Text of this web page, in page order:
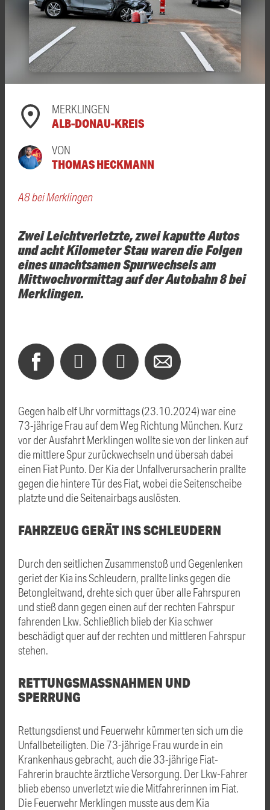
MERKLINGEN
ALB-DONAU-KREIS
VON
THOMAS HECKMANN
A8 bei Merklingen
Zwei Leichtverletzte, zwei kaputte Autos
und acht Kilometer Stau waren die Folgen
eines unachtsamen Spurwechsels am
Mittwochvormittag auf der Autobahn 8 bei
Merklingen.
Gegen halb elf Uhr vormittags (23.10.2024) war eine
73-jährige Frau auf dem Weg Richtung München. Kurz
vor der Ausfahrt Merklingen wollte sie von der linken auf
die mittlere Spur zurückwechseln und übersah dabei
einen Fiat Punto. Der Kia der Unfallverursacherin prallte
gegen die hintere Tür des Fiat, wobei die Seitenscheibe
platzte und die Seitenairbags auslösten.
FAHRZEUG GERÄT INS SCHLEUDERN
Durch den seitlichen Zusammenstoß und Gegenlenken
geriet der Kia ins Schleudern, prallte links gegen die
Betongleitwand, drehte sich quer über alle Fahrspuren
und stieß dann gegen einen auf der rechten Fahrspur
fahrenden Lkw. Schließlich blieb der Kia schwer
beschädigt quer auf der rechten und mittleren Fahrspur
stehen.
RETTUNGSMASSNAHMEN UND S
PERRUNG
Rettungsdienst und Feuerwehr kümmerten sich um die
Unfallbeteiligten. Die 73-jährige Frau wurde in ein
Krankenhaus gebracht, auch die 33-jährige Fiat-
Fahrerin brauchte ärztliche Versorgung. Der Lkw-Fahrer
blieb ebenso unverletzt wie die Mitfahrerinnen im Fiat.
Die Feuerwehr Merklingen musste aus dem Kia